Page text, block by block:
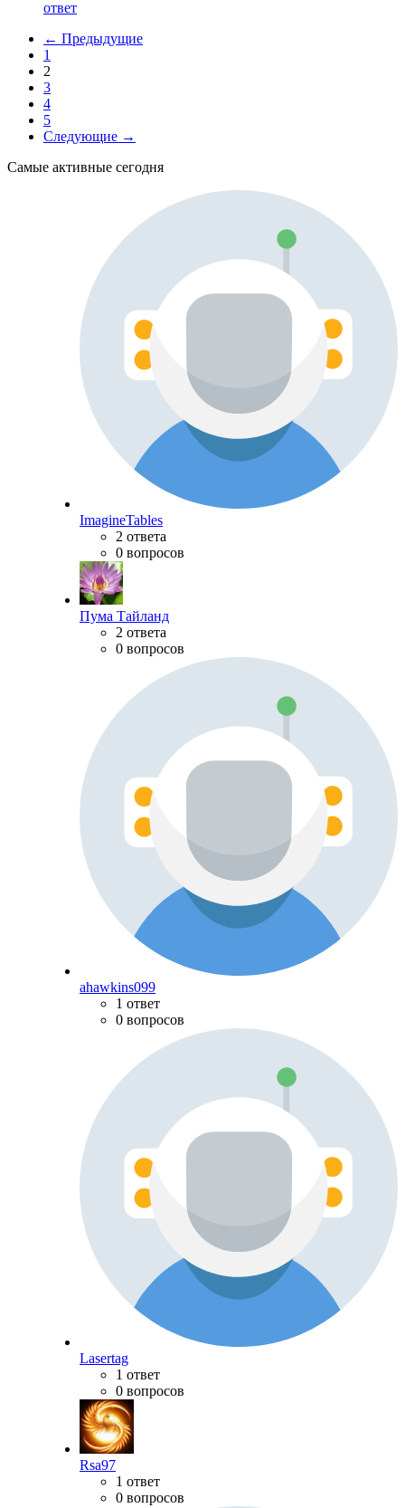
ответ
← Предыдущие
1
2
3
4
5
Следующие →
Самые активные сегодня
ImagineTables
2 ответа
0 вопросов
Пума Тайланд
2 ответа
0 вопросов
ahawkins099
1 ответ
0 вопросов
Lasertag
1 ответ
0 вопросов
Rsa97
1 ответ
0 вопросов